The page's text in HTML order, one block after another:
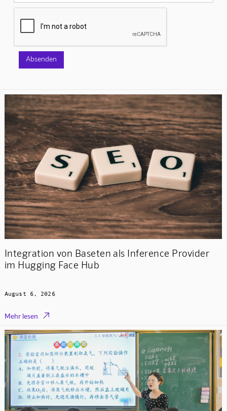
Integration von Baseten als Inference Provider
im Hugging Face Hub
August 6, 2026
Mehr lesen 